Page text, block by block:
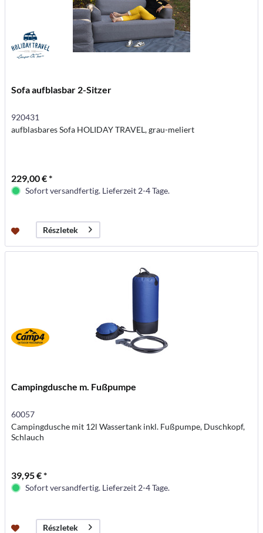
Sofa aufblasbar 2-Sitzer
920431
aufblasbares Sofa HOLIDAY TRAVEL, grau-meliert
229,00 € *
Sofort versandfertig. Lieferzeit 2-4 Tage.
Részletek
Campingdusche m. Fußpumpe
60057
Campingdusche mit 12l Wassertank inkl. Fußpumpe, Duschkopf,
Schlauch
39,95 € *
Sofort versandfertig. Lieferzeit 2-4 Tage.
Részletek